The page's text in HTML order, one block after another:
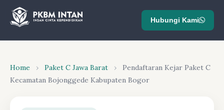
Hubungi Kami
Home › Paket C Jawa Barat ›
Pendaftaran Kejar Paket C
Kecamatan Bojonggede Kabupaten Bogor